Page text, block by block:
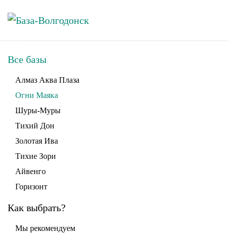
Skip to main content
Все базы
Алмаз Аква Плаза
Огни Маяка
Шуры-Муры
Тихий Дон
Золотая Ива
Тихие Зори
Айвенго
Горизонт
Как выбрать?
Мы рекомендуем